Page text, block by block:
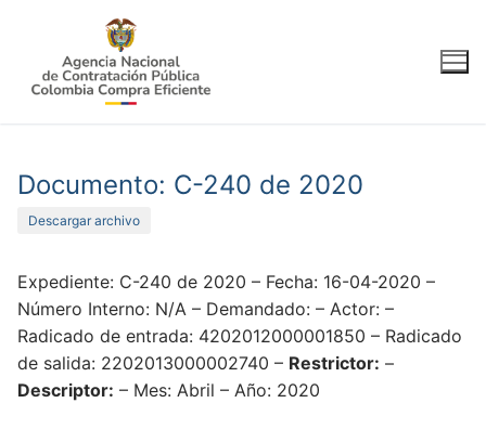
contenido
Documento: C-240 de 2020
Descargar archivo
Expediente: C-240 de 2020 – Fecha: 16-04-2020 –
Número Interno: N/A – Demandado: – Actor: –
Radicado de entrada: 4202012000001850 – Radicado
de salida: 2202013000002740 – Restrictor: –
Descriptor: – Mes: Abril – Año: 2020